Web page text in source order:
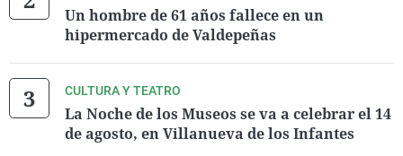
Un hombre de 61 años fallece en un
hipermercado de Valdepeñas
CULTURA Y TEATRO
La Noche de los Museos se va a celebrar el 14
de agosto, en Villanueva de los Infantes